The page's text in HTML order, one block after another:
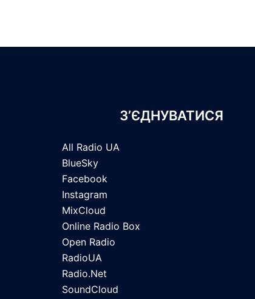
З’ЄДНУВАТИСЯ
All Radio UA
BlueSky
Facebook
Instagram
MixCloud
Online Radio Box
Open Radio
RadioUA
Radio.Net
SoundCloud